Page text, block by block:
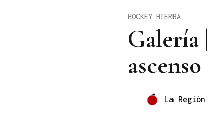
Galería
HOCKEY HIERBA
La Región